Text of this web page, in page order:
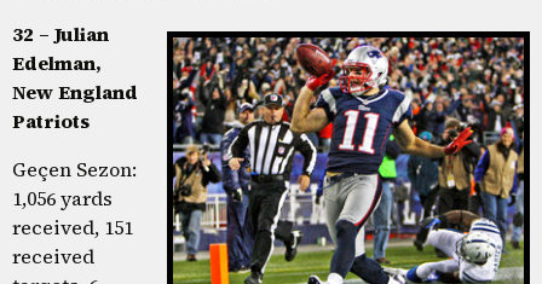
32 – Julian
Edelman,
New England
Patriots
Geçen Sezon:
1,056 yards
received, 151
received